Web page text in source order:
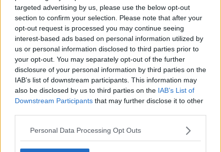
targeted advertising by us, please use the below opt-out
section to confirm your selection. Please note that after your
opt-out request is processed you may continue seeing
interest-based ads based on personal information utilized by
us or personal information disclosed to third parties prior to
your opt-out. You may separately opt-out of the further
disclosure of your personal information by third parties on the
IAB’s list of downstream participants. This information may
also be disclosed by us to third parties on the IAB’s List of
Downstream Participants that may further disclose it to other
Personal Data Processing Opt Outs
uppdateringen gjorde var att täppa till ett hål. Därför kan man lika
gärna stanna på 4.3.3
.
2011-08-28, 13:39 #4376
SjooSandstrom
Medlem
Reg: Jul 2011
Vill någon vänlig skäl beskriva enkelt (med länkar och allt som
behövs) hur jag ska jailbreaka min iPod Touch verision 4.3.5?
Är det ens möjligt att jailbreaka denna förresten?
2011-08-28, 14:57
Zotno11
Medlem